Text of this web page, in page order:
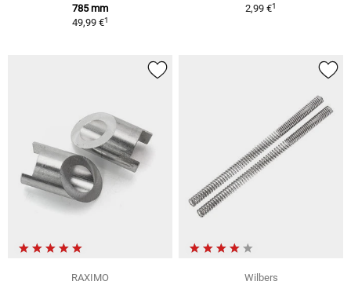
785 mm
49,99 €1
2,99 €1
RAXIMO
Wilbers